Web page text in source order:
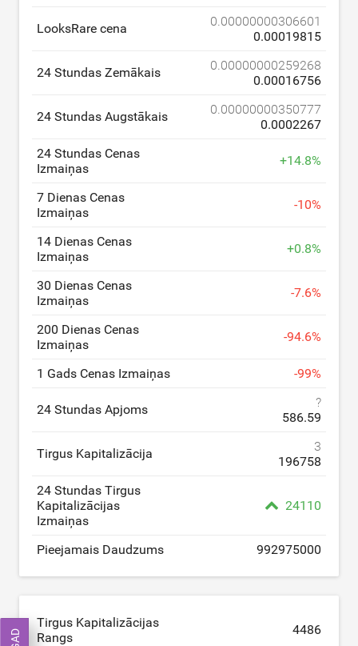
LooksRare cena
0.00000000306601
0.00019815
24 Stundas Zemākais
0.00000000259268
0.00016756
24 Stundas Augstākais
0.00000000350777
0.0002267
24 Stundas Cenas
Izmaiņas
+14.8%
7 Dienas Cenas
Izmaiņas
-10%
14 Dienas Cenas
Izmaiņas
+0.8%
30 Dienas Cenas
Izmaiņas
-7.6%
200 Dienas Cenas
Izmaiņas
-94.6%
1 Gads Cenas Izmaiņas -99%
24 Stundas Apjoms
?
586.59
Tirgus Kapitalizācija
3
196758
24 Stundas Tirgus
Kapitalizācijas
Izmaiņas
24110
Pieejamais Daudzums 992975000
Tirgus Kapitalizācijas
Rangs
4486